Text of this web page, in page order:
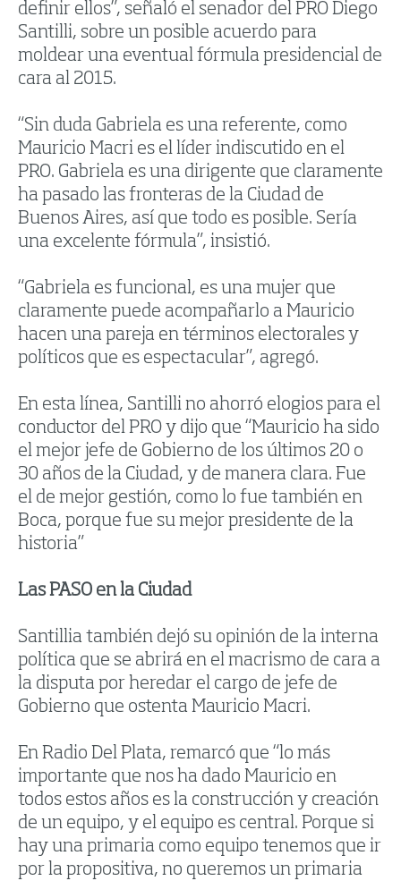
definir ellos”, señaló el senador del PRO Diego
Santilli, sobre un posible acuerdo para
moldear una eventual fórmula presidencial de
cara al 2015.
“Sin duda Gabriela es una referente, como
Mauricio Macri es el líder indiscutido en el
PRO. Gabriela es una dirigente que claramente
ha pasado las fronteras de la Ciudad de
Buenos Aires, así que todo es posible. Sería
una excelente fórmula”, insistió.
“Gabriela es funcional, es una mujer que
claramente puede acompañarlo a Mauricio
hacen una pareja en términos electorales y
políticos que es espectacular”, agregó.
En esta línea, Santilli no ahorró elogios para el
conductor del PRO y dijo que “Mauricio ha sido
el mejor jefe de Gobierno de los últimos 20 o
30 años de la Ciudad, y de manera clara. Fue
el de mejor gestión, como lo fue también en
Boca, porque fue su mejor presidente de la
historia”
Las PASO en la Ciudad
Santillia también dejó su opinión de la interna
política que se abrirá en el macrismo de cara a
la disputa por heredar el cargo de jefe de
Gobierno que ostenta Mauricio Macri.
En Radio Del Plata, remarcó que “lo más
importante que nos ha dado Mauricio en
todos estos años es la construcción y creación
de un equipo, y el equipo es central. Porque si
hay una primaria como equipo tenemos que ir
por la propositiva, no queremos un primaria